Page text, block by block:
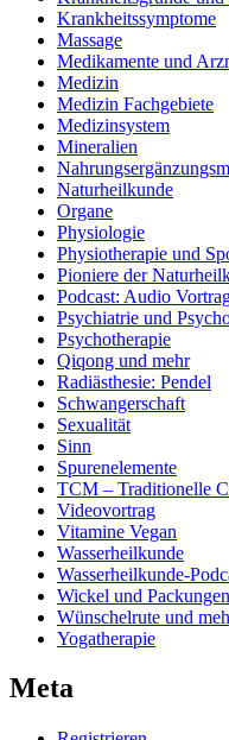
Krankheitssymptome
Massage
Medikamente und
Medizin
Medizin Fachgebiete
Medizinsystem
Mineralien
Naturheilkunde
Organe
Physiologie
Physiotherapie und
Pioniere der
Podcast: Audio
Psychiatrie und
Psychotherapie
Qiqong und mehr
Radiästhesie: Pendel
Schwangerschaft
Sexualität
Sinn
Spurenelemente
TCM – Traditionelle
Videovortrag
Vitamine Vegan
Wasserheilkunde
Wasserheilkunde-
Wickel und Packungen
Wünschelrute und
Yogatherapie
Meta